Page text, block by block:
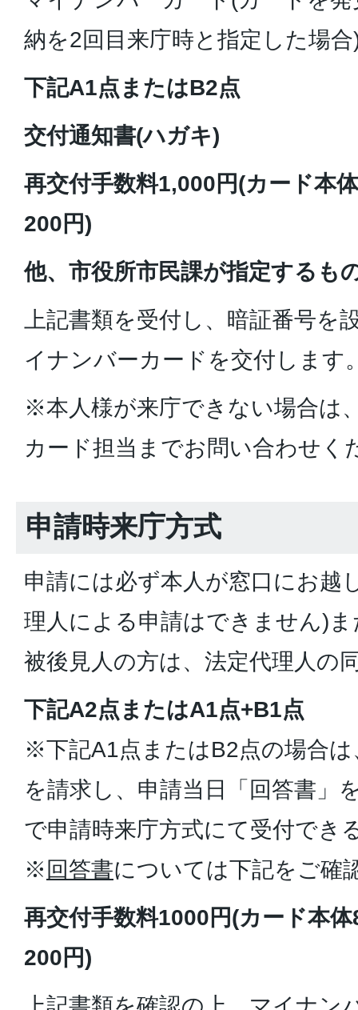
納を2回目来庁時と指定した場合
下記A1点またはB2点
交付通知書(ハガキ)
再交付手数料1,000円(カード本
200円)
他、市役所市民課が指定するも
上記書類を受付し、暗証番号を
イナンバーカードを交付します
※本人様が来庁できない場合は
カード担当までお問い合わせく
申請時来庁方式
申請には必ず本人が窓口にお越
理人による申請はできません)
被後見人の方は、法定代理人の
下記A2点またはA1点+B1点
※下記A1点またはB2点の場合は
を請求し、申請当日「回答書」
で申請時来庁方式にて受付でき
※ 回答書については下記をご確
再交付手数料1000円(カード本
200円)